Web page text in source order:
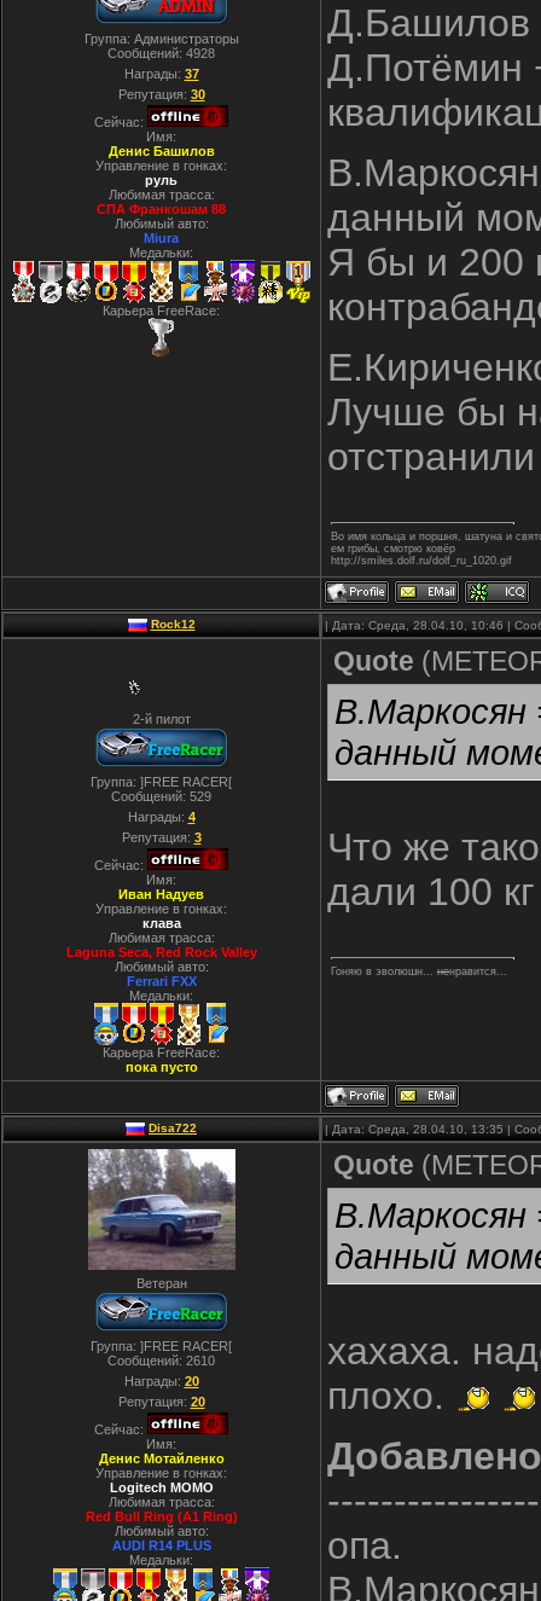
Группа: Администраторы
Сообщений: 4928
Награды: 37
Репутация: 30
Сейчас:
Имя:
Денис Башилов
Управление в гонках:
руль
Любимая трасса:
СПА Франкошам 88
Любимый авто:
Miura
Медальки:
Карьера FreeRace:
Д.Башилов
Д.Потёмин
данный
Я бы и 200
Лучше бы
Во имя кольца и поршня, шатуна и
ем грибы, смотрю ковёр
http://smiles.dolf.ru/dolf_ru_1020.gif
Rock12 | Дата: Среда, 28.04.10, 10:46 |
2-й пилот
Группа: ]FREE RACER[
Сообщений: 529
Награды: 4
Репутация: 3
Сейчас:
Имя:
Иван Надуев
Управление в гонках:
клава
Любимая трасса:
Laguna Seca, Red Rock Valley
Любимый авто:
Ferrari FXX
Медальки:
Карьера FreeRace:
пока пусто
Quote (
В.Маркосян
данный
Что же
дали 100
Гоняю в эволюшн... ненравится...
Disa722 | Дата: Среда, 28.04.10, 13:35 |
Ветеран
Группа: ]FREE RACER[
Сообщений: 2610
Награды: 20
Репутация: 20
Сейчас:
Имя:
Денис Мотайленко
Управление в гонках:
Logitech MOMO
Любимая трасса:
Red Bull Ring (A1 Ring)
Любимый авто:
AUDI R14 PLUS
Медальки:
Quote (
В.Маркосян
данный
хахаха.
плохо.
Добавлено
опа.
В.Маркосян